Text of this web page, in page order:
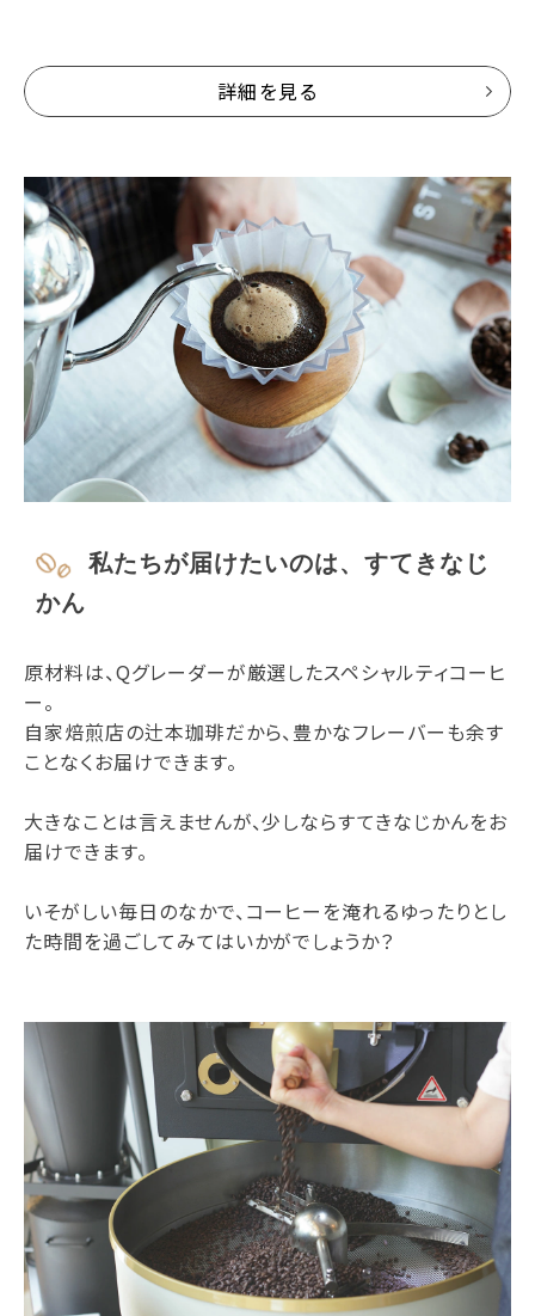
詳細を見る
私たちが届けたいのは、すてきなじ
かん
原材料は、Qグレーダーが厳選したスペシャルティコーヒ
ー。
自家焙煎店の辻本珈琲だから、豊かなフレーバーも余す
ことなくお届けできます。
大きなことは言えませんが、少しならすてきなじかんをお
届けできます。
いそがしい毎日のなかで、コーヒーを淹れるゆったりとし
た時間を過ごしてみてはいかがでしょうか？